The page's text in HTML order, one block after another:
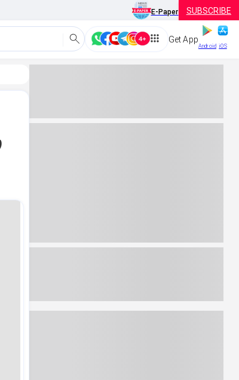
E-Paper SUBSCRIBE
Get App
Android iOS